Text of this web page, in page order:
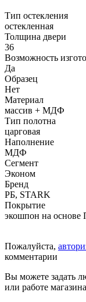
Тип остекления
остекленная
Толщина двери
36
Возможность
Да
Образец
Нет
Материал
массив + МДФ
Тип полотна
царговая
Наполнение
МДФ
Сегмент
Эконом
Бренд
РБ, STARK
Покрытие
экошпон на
Пожалуйста,
комментарии
Вы можете задать
или работе